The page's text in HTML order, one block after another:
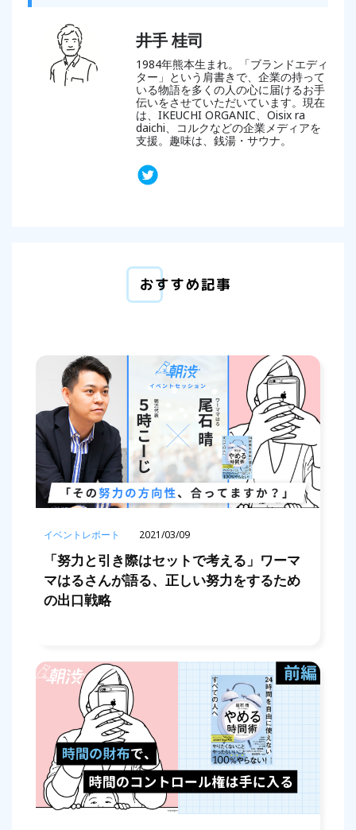
井手 桂司
1984年熊本生まれ。「ブランドエディ
ター」という肩書きで、企業の持って
いる物語を多くの人の心に届けるお手
伝いをさせていただいています。現在
は、IKEUCHI ORGANIC、Oisix ra
daichi、コルクなどの企業メディアを
支援。趣味は、銭湯・サウナ。
イベントレポート 2021/03/09
「努力と引き際はセットで考える」ワーマ
マはるさんが語る、正しい努力をするため
の出口戦略